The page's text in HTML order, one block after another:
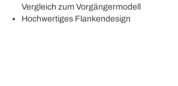
Vergleich zum Vorgängermodell
Hochwertiges Flankendesign